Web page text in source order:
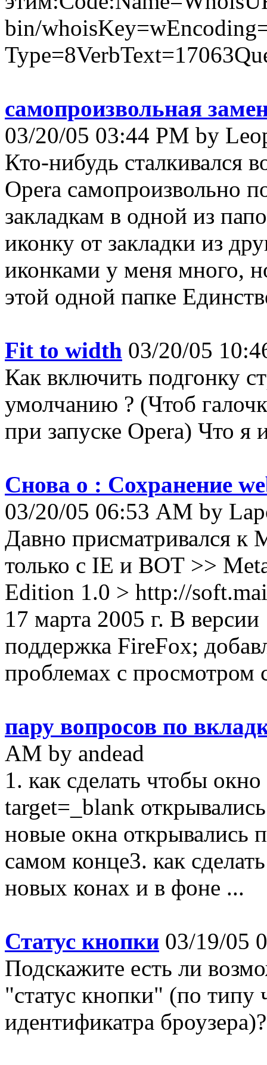
bin/
самопроизвольная
03/20/05 03:44 PM by
Кто-нибудь сталкивался
Opera самопроизвольно
закладкам в одной из
иконку от закладки из
иконками у меня много,
этой одной папке
Fit to width 03/20/05
Как включить подгонку
умолчанию ? (Чтоб
при запуске Opera) Что
Снова о : Сохранение
03/20/05 06:53 AM by
Давно присматривался к
только с IE и ВОТ >>
Edition 1.0 > http://
17 марта 2005 г. В
поддержка FireFox;
проблемах с просмотром
пару вопросов по
AM by andead
1. как сделать чтобы
target=_blank
новые окна открывались
самом конце3. как
новых конах и в фоне ...
Статус кнопки 03/19/05
Подскажите есть ли
"статус кнопки" (по типу
идентификатра